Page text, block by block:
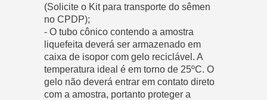
(Solicite o Kit para transporte do sêmen
no CPDP);
- O tubo cônico contendo a amostra
liquefeita deverá ser armazenado em
caixa de isopor com gelo reciclável. A
temperatura ideal é em torno de 25ºC. O
gelo não deverá entrar em contato direto
com a amostra, portanto proteger a